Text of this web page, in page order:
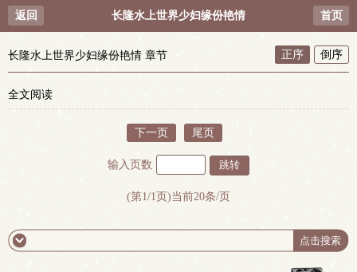
返回 长隆水上世界少妇缘份艳情 首页
长隆水上世界少妇缘份艳情 章节 正序 倒序
全文阅读
下一页 尾页
输入页数
(第1/1页)当前20条/页